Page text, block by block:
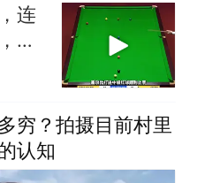
连
大
穷？拍摄目前村里
认知